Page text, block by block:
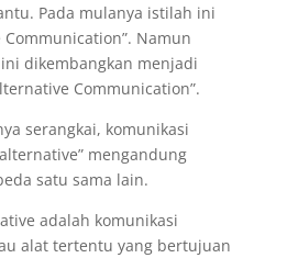
Pada mulanya istilah ini
Namun
dikembangkan menjadi
Communication”.
serangkai, komunikasi
mengandung
satu sama lain.
adalah komunikasi
alat tertentu yang bertujuan